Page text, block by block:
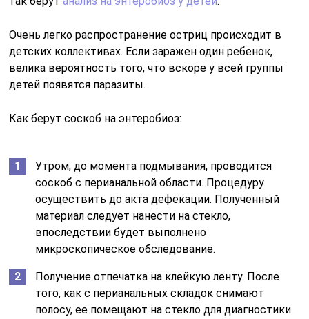
Очень легко распространение остриц происходит в
детских коллективах. Если заражен один ребенок,
велика вероятность того, что вскоре у всей группы
детей появятся паразиты.
Как берут соскоб на энтеробиоз:
Утром, до момента подмывания, проводится
соскоб с перианальной области. Процедуру
осуществить до акта дефекации. Полученный
материал следует нанести на стекло,
впоследствии будет выполнено
микроскопическое обследование.
Получение отпечатка на клейкую ленту. После
того, как с перианальных складок снимают
полосу, ее помещают на стекло для диагностики.